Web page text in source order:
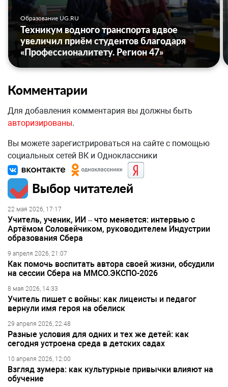
Образование UG.RU
Техникум водного транспорта вдвое
увеличил приём студентов благодаря
«Профессионалитету. Регион 47»
Комментарии
Для добавления комментария вы должны быть
авторизированы.
Вы можете зарегистрироваться на сайте с помощью
социальных сетей ВК и Одноклассники
Выбор читателей
22 мая 2026, 17:17
Учитель, ученик, ИИ – что меняется: интервью с
Артёмом Соловейчиком, руководителем Индустрии
образования Сбера
9 апреля 2026, 21:07
Как помочь воспитать автора своей жизни, обсудили
на сессии Сбера на ММСО.ЭКСПО-2026
8 мая 2026, 14:33
Учитель пишет с войны: как лицеисты и педагог
вернули имя героя на обелиск
29 апреля 2026, 22:48
Разные условия для одних и тех же детей: как
сегодня устроена среда в детских садах
10 апреля 2026, 12:00
Взгляд зумера: как культурные привычки влияют на
обучение